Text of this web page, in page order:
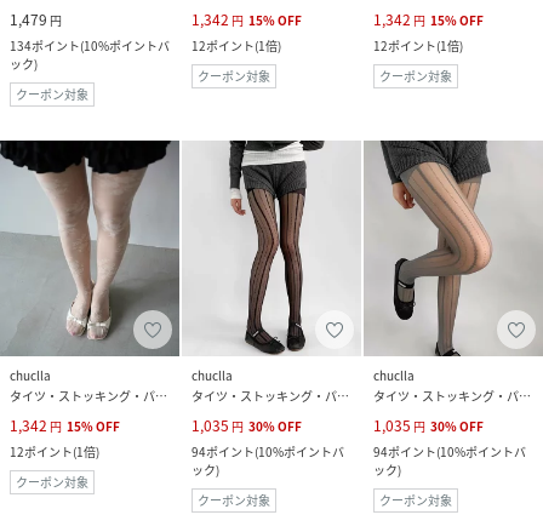
1,479 円
134ポイント(10%ポイントバ
ック)
クーポン対象
1,342 円 15%OFF
12ポイント(1倍)
クーポン対象
1,342 円 15%OFF
12ポイント(1倍)
クーポン対象
chuclla
タイツ・ストッキング・パンスト
1,342 円 15%OFF
12ポイント(1倍)
クーポン対象
chuclla
タイツ・ストッキング・パンスト
1,035 円 30%OFF
94ポイント(10%ポイントバ
ック)
クーポン対象
chuclla
タイツ・ストッキング・パンスト
1,035 円 30%OFF
94ポイント(10%ポイントバ
ック)
クーポン対象